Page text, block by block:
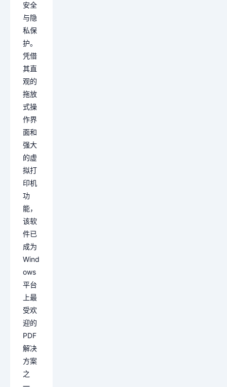
安全
与隐
私保
护。
凭借
其直
观的
拖放
式操
作界
面和
强大
的虚
拟打
印机
功
能，
该软
件已
成为
Wind
ows
平台
上最
受欢
迎的
PDF
解决
方案
之